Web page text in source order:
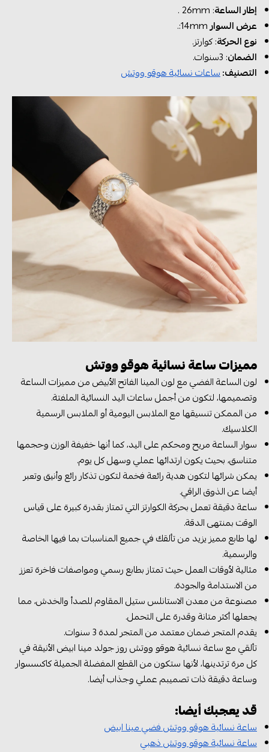
إطار الساعة: 26mm .
عرض السوار14mm:.
نوع الحركة: كوارتز.
الضمان: 3سنوات.
التصنيف:ساعات نسائية هوقو ووتش
مميزات ساعة نسائية هوقو ووتش
لون الساعة الفضي مع لون المينا الفاتح الأبيض من مميزات الساعة
وتصميمها، لتكون من أجمل ساعات اليد النسائية الملفتة.
من الممكن تنسيقها مع الملابس اليومية أو الملابس الرسمية
الكلاسيك.
سوار الساعة مريح ومحكم على اليد، كما أنها خفيفة الوزن وحجمها
متناسق، بحيث يكون ارتدائها عملي وسهل كل يوم.
يمكن شرائها لتكون هدية رائعة فخمة لتكون تذكار رائع وأنيق وتعبر
أيضا عن الذوق الراقي.
ساعة دقيقة تعمل بحركة الكوارتز التي تمتاز بقدرة كبيرة على قياس
الوقت بمنتهى الدقة.
لها طابع مميز يزيد من تألقك في جميع المناسبات بما فيها الخاصة
والرسمية.
مثالية لأوقات العمل حيث تمتاز بطابع رسمي ومواصفات فاخرة تعزز
من الاستدامة والجودة.
مصنوعة من معدن الاستانلس ستيل المقاوم للصدأ والخدش، مما
يجعلها أكثر متانة وقدرة على التحمل.
يقدم المتجر ضمان معتمد من المتجر لمدة 3 سنوات.
تألقي مع ساعة نسائية هوقو ووتش روز جولد مينا ابيض الأنيقة في
كل مرة ترتدينها، لأنها ستكون من القطع المفضلة الجميلة كاكسسوار
وساعة دقيقة ذات تصميبم عملي وجذاب أيضا.
قد يعجبك أيضا:
ساعة نسائية هوقو ووتش فضي مينا ابيض
ساعة نسائية هوقو ووتش ذهبي